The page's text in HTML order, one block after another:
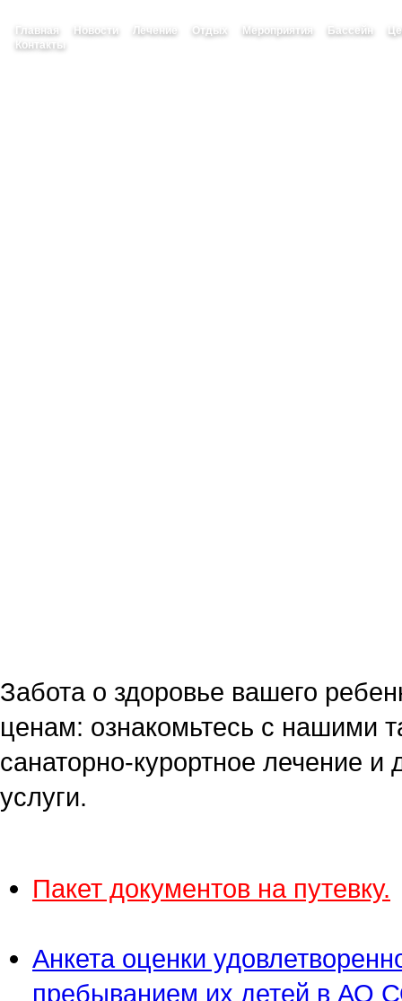
Главная Новости Лечение Отдых Мероприятия Бассейн
Контакты
Забота о здоровье вашего
ценам: ознакомьтесь с нашими
санаторно-курортное лечение и
услуги.
Пакет документов на путевку.
Анкета оценки
пребыванием их детей в АО